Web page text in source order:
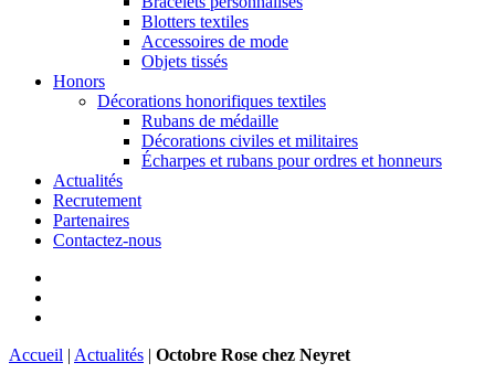
Blotters textiles
Accessoires de mode
Objets tissés
Honors
Décorations honorifiques textiles
Rubans de médaille
Décorations civiles et militaires
Écharpes et rubans pour ordres et honneurs
Actualités
Recrutement
Partenaires
Contactez-nous
Accueil | Actualités | Octobre Rose chez Neyret